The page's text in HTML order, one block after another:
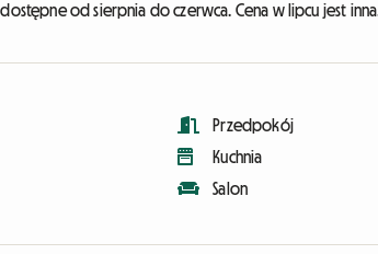
od sierpnia do czerwca. Cena w lipcu jest inna.
Przedpokój
Kuchnia
Salon